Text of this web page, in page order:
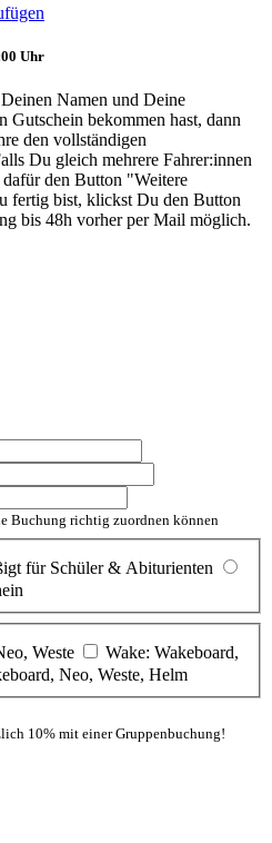
Uhr
Namen und Deine
Gutschein bekommen hast, dann
den vollständigen
Du gleich mehrere Fahrer:innen
den Button "Weitere
fertig bist, klickst Du den Button
bis 48h vorher per Mail möglich.
Buchung richtig zuordnen können
für Schüler & Abiturienten
Weste
Wake: Wakeboard,
Neo, Weste, Helm
10% mit einer Gruppenbuchung!